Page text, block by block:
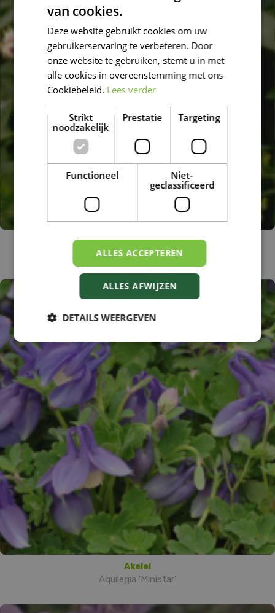
Akelei
Aquilegia 'Nora Barlow'
Akelei
Aquilegia 'Ministar'
van cookies.
Deze website gebruikt cookies om uw
gebruikerservaring te verbeteren. Door
onze website te gebruiken, stemt u in met
alle cookies in overeenstemming met ons
Cookiebeleid. Lees verder
Strikt
noodzakelijk
Prestatie Targeting
Functioneel
Niet-
geclassificeerd
ALLES ACCEPTEREN
ALLES AFWIJZEN
DETAILS WEERGEVEN